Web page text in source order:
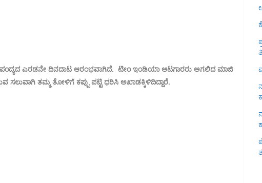
ಪಂದ್ಯದ ಎರಡನೇ ದಿನದಾಟ ಆರಂಭವಾಗಿದೆ. ಟೀಂ ಇಂಡಿಯಾ ಆಟಗಾರರು ಅಗಲಿದ ಮಾಜಿ
ತಮ್ಮ ತೋಳಿಗೆ ಕಪ್ಪು ಪಟ್ಟಿ ಧರಿಸಿ ಅಖಾಡಕ್ಕಿಳಿದಿದ್ದಾರೆ.